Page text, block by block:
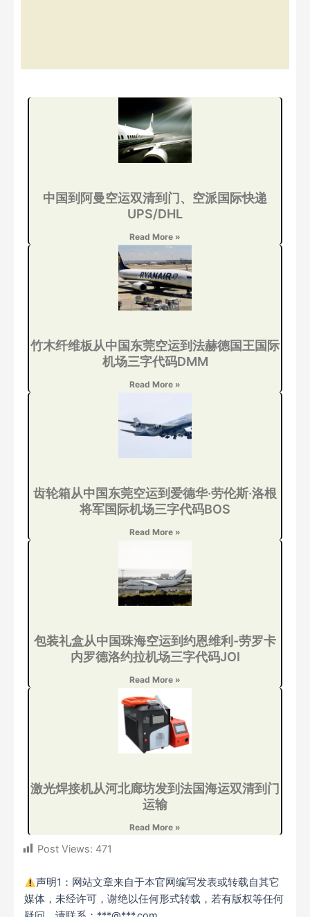
中国到阿曼空运双清到门、空派国际快递
UPS/DHL
Read More »
竹木纤维板从中国东莞空运到法赫德国王国际
机场三字代码DMM
Read More »
齿轮箱从中国东莞空运到爱德华·劳伦斯·洛根
将军国际机场三字代码BOS
Read More »
包装礼盒从中国珠海空运到约恩维利-劳罗卡
内罗德洛约拉机场三字代码JOI
Read More »
激光焊接机从河北廊坊发到法国海运双清到门
运输
Read More »
Post Views: 471
声明1：网站文章来自于本官网编写发表或转载自其它
媒体，未经许可，谢绝以任何形式转载，若有版权等任何